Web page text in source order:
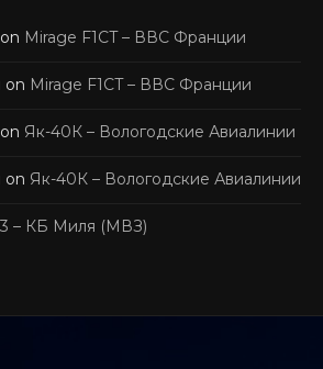
on Mirage F1CT – ВВС Франции
on Mirage F1CT – ВВС Франции
on Як-40К – Вологодские Авиалинии
on Як-40К – Вологодские Авиалинии
– КБ Миля (МВЗ)